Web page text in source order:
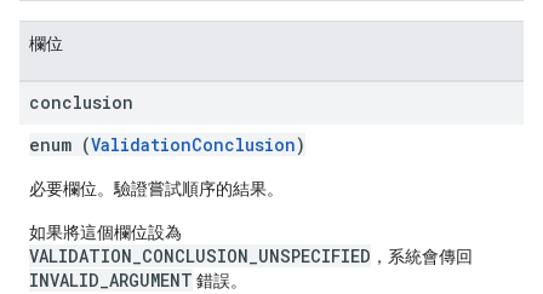
欄位
conclusion
enum (ValidationConclusion)
必要欄位。驗證嘗試順序的結果。
如果將這個欄位設為
VALIDATION_CONCLUSION_UNSPECIFIED ，系統會傳回
INVALID_ARGUMENT 錯誤。